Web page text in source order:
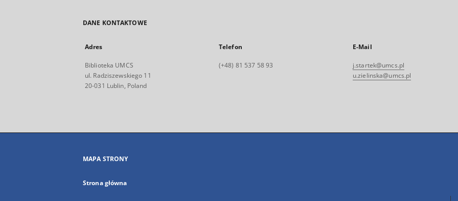
DANE KONTAKTOWE
Adres
Biblioteka UMCS
ul. Radziszewskiego 11
20-031 Lublin, Poland
Telefon
(+48) 81 537 58 93
E-Mail
j.startek@umcs.pl
u.zielinska@umcs.pl
MAPA STRONY
Strona główna